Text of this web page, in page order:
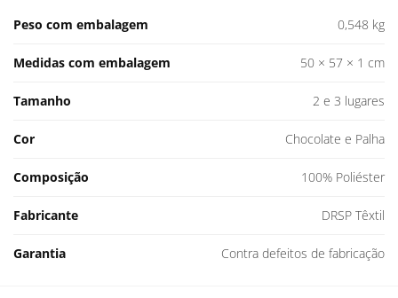
Peso com embalagem 0,548 kg
Medidas com embalagem 50 × 57 × 1 cm
Tamanho 2 e 3 lugares
Cor Chocolate e Palha
Composição 100% Poliéster
Fabricante DRSP Têxtil
Garantia Contra defeitos de fabricação